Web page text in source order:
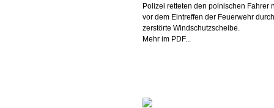
Polizei retteten den polnischen Fahrer
vor dem Eintreffen der Feuerwehr
zerstörte Windschutzscheibe.
Mehr im PDF...